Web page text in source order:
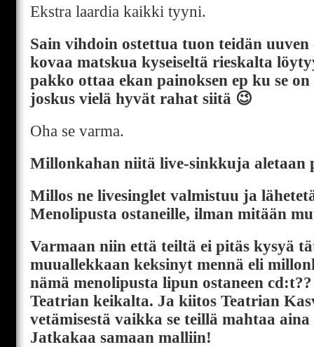
Ekstra laardia kaikki tyyni.
Sain vihdoin ostettua tuon teidän uuven
kovaa matskua kyseiseltä rieskalta
pakko ottaa ekan painoksen ep ku se
joskus vielä hyvät rahat siitä 😉
Oha se varma.
Millonkahan niitä live-sinkkuja aletaan
Millos ne livesinglet valmistuu ja
Menolipusta ostaneille, ilman mitään
Varmaan niin että teiltä ei pitäs kysyä
muuallekkaan keksinyt mennä eli
nämä menolipusta lipun ostaneen
Teatrian keikalta. Ja kiitos Teatrian
vetämisestä vaikka se teillä mahtaa
Jatkakaa samaan malliin!